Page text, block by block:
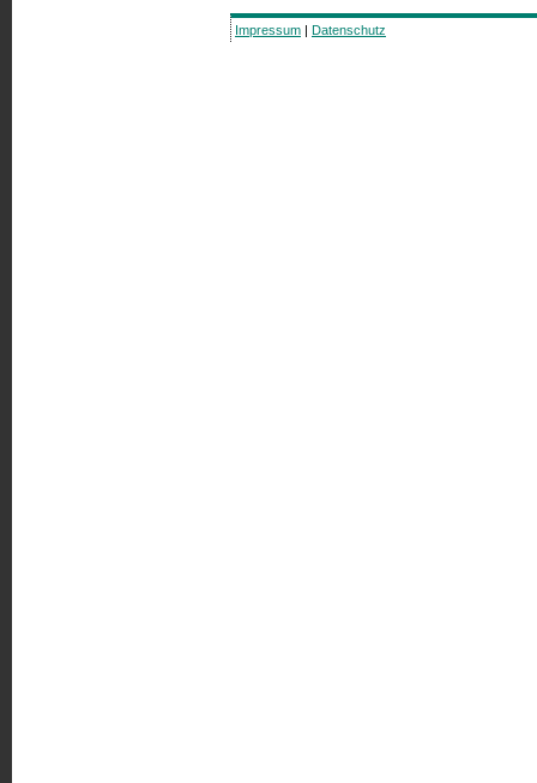
Impressum | Datenschutz